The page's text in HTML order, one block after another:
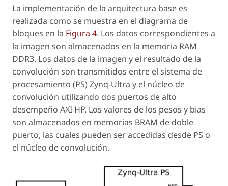
La implementación de la arquitectura base es
realizada como se muestra en el diagrama de
bloques en la Figura 4. Los datos correspondientes a
la imagen son almacenados en la memoria RAM
DDR3. Los datos de la imagen y el resultado de la
convolución son transmitidos entre el sistema de
procesamiento (PS) Zynq-Ultra y el núcleo de
convolución utilizando dos puertos de alto
desempeño AXI HP. Los valores de los pesos y bias
son almacenados en memorias BRAM de doble
puerto, las cuales pueden ser accedidas desde PS o
el núcleo de convolución.